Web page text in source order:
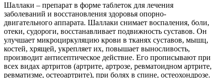
Шаллаки – препарат в форме таблеток для лечения
заболеваний и восстановления здоровья опорно-
двигательного аппарата. Шаллаки снимает воспаления, боли,
отеки, судороги, восстанавливает подвижность суставов. Он
улучшает микроциркуляцию крови в тканях суставов, мышц,
костей, хрящей, укрепляет их, повышает выносливость,
производит антисептическое действие. Его прописывают при
всех видах артритов (артрите, артрозе, ревматоидном артрите,
ревматизме, остеоартрите), при болях в спине, остеохондрозе.